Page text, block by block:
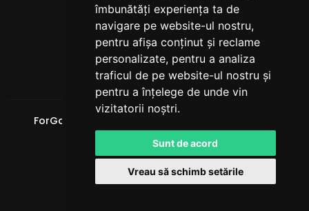
îmbunătăți experiența ta de
navigare pe website-ul nostru,
pentru afișa conținut și reclame
personalizate, pentru a analiza
traficul de pe website-ul nostru și
pentru a înțelege de unde vin
vizitatorii noștri.
Sunt de acord
Vreau să schimb setările
LINKURI
Reguli
Termeni de utilizare
Politica de confidențialitate
ForGaming.Ro
Powered byLeaderOS
Română